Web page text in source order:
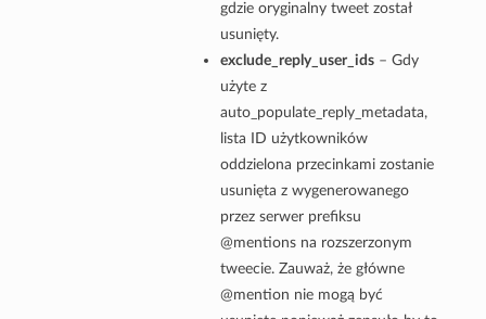
gdzie oryginalny tweet został
usunięty.
exclude_reply_user_ids– Gdy
użyte z
auto_populate_reply_metadata,
lista ID użytkowników
oddzielona przecinkami zostanie
usunięta z wygenerowanego
przez serwer prefiksu
@mentions na rozszerzonym
tweecie. Zauważ, że główne
@mention nie mogą być